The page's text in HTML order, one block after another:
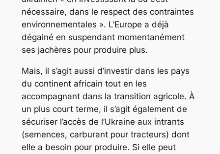
nécessaire, dans le respect des contraintes
environnementales ». L’Europe a déjà
dégainé en suspendant momentanément
ses jachères pour produire plus.
Mais, il s’agit aussi d’investir dans les pays
du continent africain tout en les
accompagnant dans la transition agricole. À
un plus court terme, il s’agit également de
sécuriser l’accès de l’Ukraine aux intrants
(semences, carburant pour tracteurs) dont
elle a besoin pour produire. Si elle peut